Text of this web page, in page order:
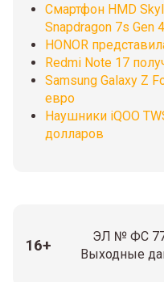
Смартфон HMD
Snapdragon 7s Gen 4
HONOR
Redmi Note 17
Samsung Galaxy Z
евро
Наушники iQOO
долларов
16+
ЭЛ № ФС 77
Выходные